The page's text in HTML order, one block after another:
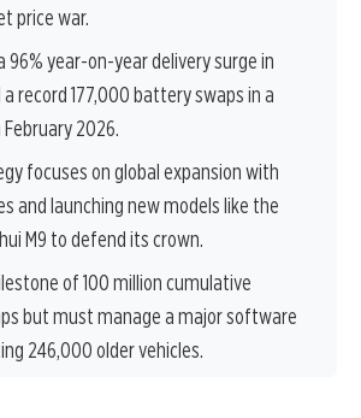
price war.
96% year-on-year delivery surge in
record 177,000 battery swaps in a
2026.
focuses on global expansion with
and launching new models like the
M9 to defend its crown.
of 100 million cumulative
but must manage a major software
246,000 older vehicles.